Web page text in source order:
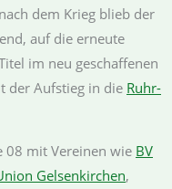
dem Krieg blieb der
auf die erneute
im neu geschaffenen
der Aufstieg in die Ruhr-
08 mit Vereinen wie BV
Gelsenkirchen,